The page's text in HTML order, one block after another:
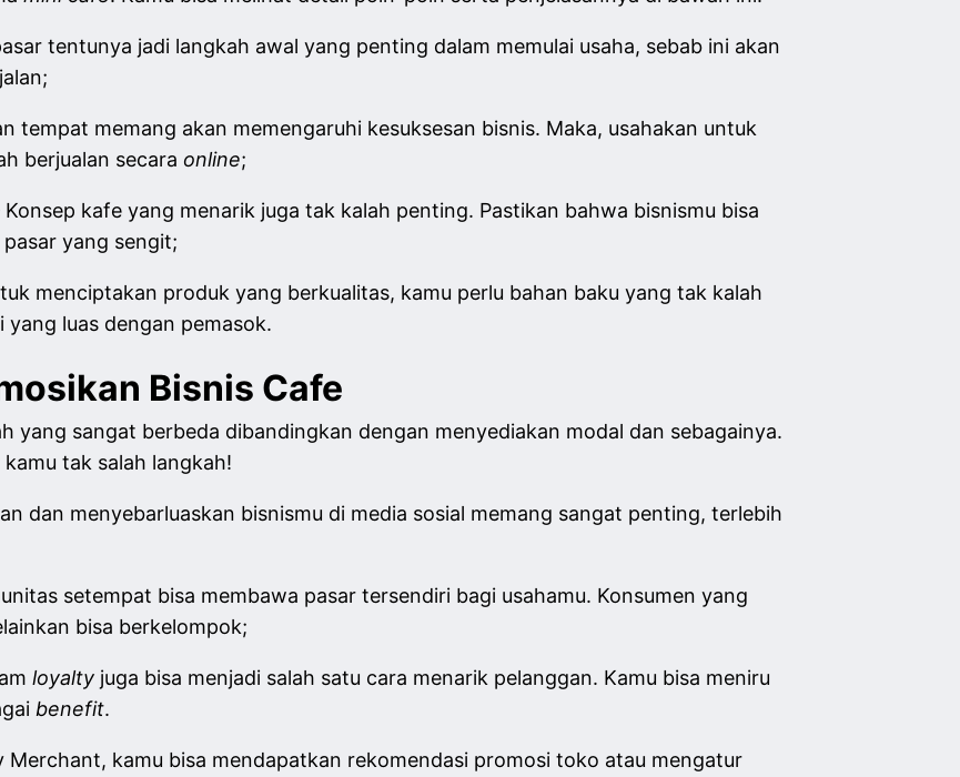
tentunya jadi langkah awal yang penting dalam memulai usaha, sebab ini akan
tempat memang akan memengaruhi kesuksesan bisnis. Maka, usahakan untuk
berjualan secara online;
Konsep kafe yang menarik juga tak kalah penting. Pastikan bahwa bisnismu bisa
yang sengit;
menciptakan produk yang berkualitas, kamu perlu bahan baku yang tak kalah
luas dengan pemasok.
Bisnis Cafe
yang sangat berbeda dibandingkan dengan menyediakan modal dan sebagainya.
tak salah langkah!
dan menyebarluaskan bisnismu di media sosial memang sangat penting, terlebih
setempat bisa membawa pasar tersendiri bagi usahamu. Konsumen yang
bisa berkelompok;
loyalty juga bisa menjadi salah satu cara menarik pelanggan. Kamu bisa meniru
benefit.
Merchant, kamu bisa mendapatkan rekomendasi promosi toko atau mengatur